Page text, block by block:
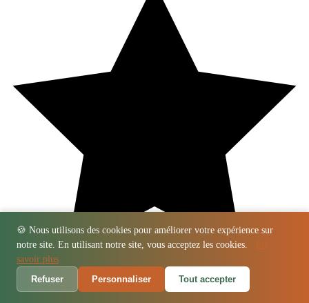
🍪 Nous utilisons des cookies pour améliorer votre expérience sur
notre site. En utilisant notre site, vous acceptez les cookies.
savoir plus
Refuser
Personnaliser Tout accepter